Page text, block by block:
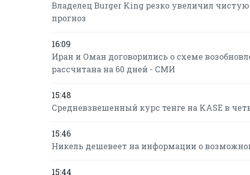
Владелец Burger King резко увеличил
прогноз
16:09
Иран и Оман договорились о схеме
рассчитана на 60 дней - СМИ
15:48
Средневзвешенный курс тенге на KASE в
15:46
Никель дешевеет на информации о
15:44